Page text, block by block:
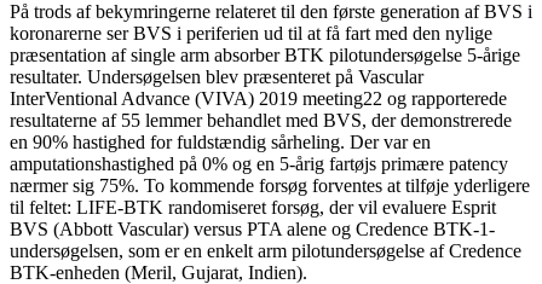
På trods af bekymringerne relateret til den første generation af BVS i
koronarerne ser BVS i periferien ud til at få fart med den nylige
præsentation af single arm absorber BTK pilotundersøgelse 5-årige
resultater. Undersøgelsen blev præsenteret på Vascular
InterVentional Advance (VIVA) 2019 meeting22 og rapporterede
resultaterne af 55 lemmer behandlet med BVS, der demonstrerede
en 90% hastighed for fuldstændig sårheling. Der var en
amputationshastighed på 0% og en 5-årig fartøjs primære patency
nærmer sig 75%. To kommende forsøg forventes at tilføje yderligere
til feltet: LIFE-BTK randomiseret forsøg, der vil evaluere Esprit
BVS (Abbott Vascular) versus PTA alene og Credence BTK-1-
undersøgelsen, som er en enkelt arm pilotundersøgelse af Credence
BTK-enheden (Meril, Gujarat, Indien).